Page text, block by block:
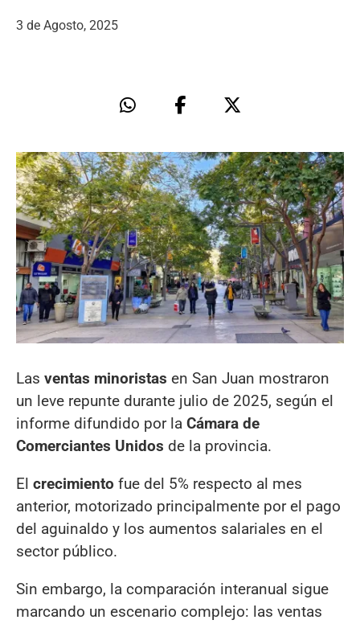
3 de Agosto, 2025
Las ventas minoristas en San Juan mostraron
un leve repunte durante julio de 2025, según el
informe difundido por la Cámara de
Comerciantes Unidos de la provincia.
El crecimiento fue del 5% respecto al mes
anterior, motorizado principalmente por el pago
del aguinaldo y los aumentos salariales en el
sector público.
Sin embargo, la comparación interanual sigue
marcando un escenario complejo: las ventas